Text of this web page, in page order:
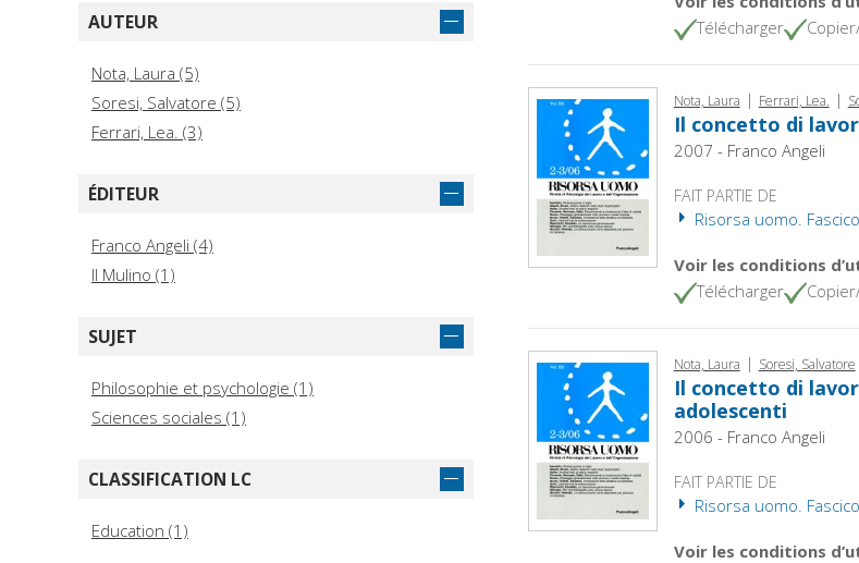
AUTEUR
Nota, Laura (5)
Soresi, Salvatore (5)
Ferrari, Lea. (3)
ÉDITEUR
Franco Angeli (4)
Il Mulino (1)
SUJET
Philosophie et psychologie (1)
Sciences sociales (1)
CLASSIFICATION LC
Education (1)
Télécharger
Nota, Laura | Ferrari, Lea. |
Il concetto di
2007 - Franco Angeli
FAIT PARTIE DE
Risorsa uomo.
Voir les conditions
Télécharger
Nota, Laura | Soresi, Salvatore
Il concetto di
adolescenti
2006 - Franco Angeli
FAIT PARTIE DE
Risorsa uomo.
Voir les conditions